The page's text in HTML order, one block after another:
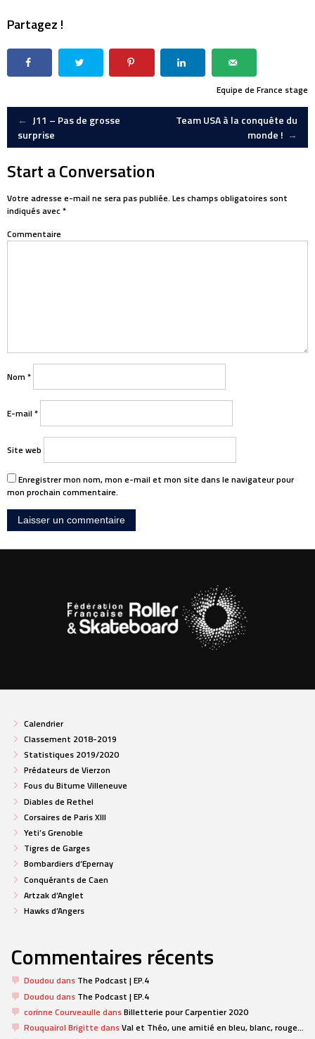
Partagez !
Equipe de France stage
Post
navigation
← J11 – Pas de grosse
surprise
Team USA à la conquête du
monde ! →
Start a Conversation
Votre adresse e-mail ne sera pas publiée. Les champs obligatoires sont
indiqués avec*
Commentaire
Nom *
E-mail *
Site web
Enregistrer mon nom, mon e-mail et mon site dans le navigateur pour
mon prochain commentaire.
Calendrier
Classement 2018-2019
Statistiques 2019/2020
Prédateurs de Vierzon
Fous du Bitume Villeneuve
Diables de Rethel
Corsaires de Paris XIII
Yeti’s Grenoble
Tigres de Garges
Bombardiers d’Epernay
Conquérants de Caen
Artzak d’Anglet
Hawks d’Angers
Commentaires récents
Doudou dans The Podcast | EP.4
Doudou dans The Podcast | EP.4
corinne Courveaulle dansBilletterie pour Carpentier 2020
Rouquairol Brigitte dansVal et Théo, une amitié en bleu, blanc, rouge…